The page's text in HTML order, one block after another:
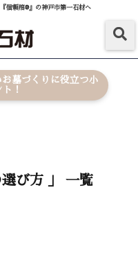
信頼棺®』の神戸市第一石材へ
墓づくりに役立つ小
！
選び方 」 一覧